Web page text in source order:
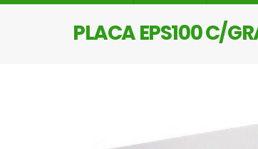
PLACA EPS100 C/